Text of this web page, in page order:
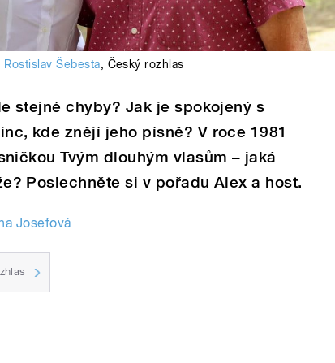
Rostislav Šebesta, Český rozhlas
stejné chyby? Jak je spokojený s
kde znějí jeho písně? V roce 1981
Tvým dlouhým vlasům – jaká
Poslechněte si v pořadu Alex a host.
Josefová